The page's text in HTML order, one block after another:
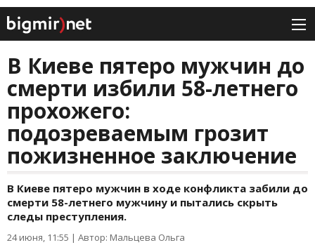
В Киеве пятеро мужчин до
смерти избили 58-летнего
прохожего:
подозреваемым грозит
пожизненное заключение
В Киеве пятеро мужчин в ходе конфликта забили до
смерти 58-летнего мужчину и пытались скрыть
следы преступления.
24 июня, 11:55 | Автор: Мальцева Ольга